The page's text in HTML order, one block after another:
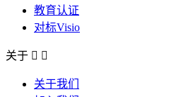
教育认证
对标Visio
关于  
关于我们